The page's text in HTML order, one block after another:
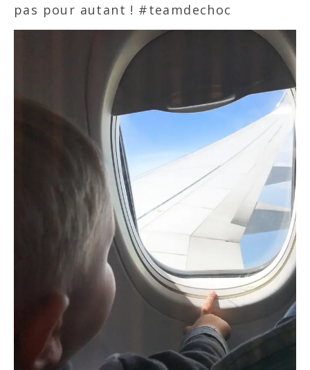
pas pour autant ! #teamdechoc